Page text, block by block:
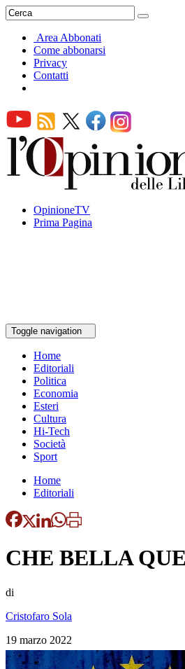
Area Abbonati
Come abbonarsi
Privacy
Contatti
OpinioneTV
Prima Pagina
Toggle navigation
Home
Editoriali
Politica
Economia
Esteri
Cultura
Hi-Tech
Società
Sport
Home
Editoriali
CHE BELLA
di
Cristofaro Sola
19 marzo 2022